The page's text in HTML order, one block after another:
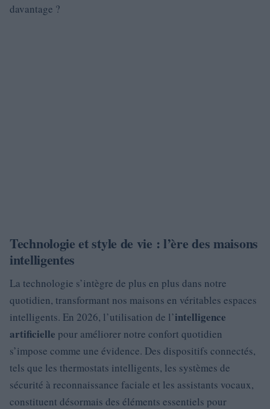
davantage ?
Technologie et style de vie : l’ère des maisons
intelligentes
La technologie s’intègre de plus en plus dans notre
quotidien, transformant nos maisons en véritables espaces
intelligents. En 2026, l’utilisation de l’intelligence
artificielle pour améliorer notre confort quotidien
s’impose comme une évidence. Des dispositifs connectés,
tels que les thermostats intelligents, les systèmes de
sécurité à reconnaissance faciale et les assistants vocaux,
constituent désormais des éléments essentiels pour